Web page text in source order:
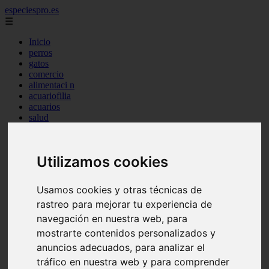
Utilizamos cookies
Usamos cookies y otras técnicas de
rastreo para mejorar tu experiencia de
navegación en nuestra web, para
mostrarte contenidos personalizados y
anuncios adecuados, para analizar el
tráfico en nuestra web y para comprender
especiespro.es
☰
Inicio
perros
gatos
comercio
alimentaci n
acuariofilia
acuarios
salud
peque os mam feros
verano
legislaci n
peluquer a
accesorios
peluquer a canina
complementos